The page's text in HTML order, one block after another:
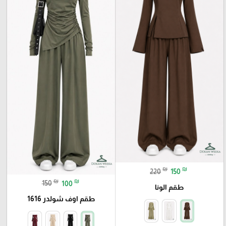
220 ₪ 150 ₪
طقم الونا 150 ₪ 100 ₪
طقم اوف شولدر 1616